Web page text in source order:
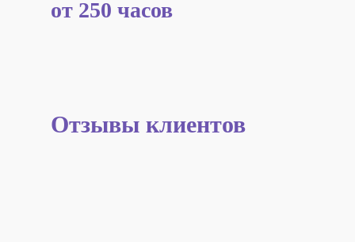
от 250 часов
Отзывы клиентов